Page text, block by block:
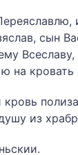
сын
на кро­вать
из